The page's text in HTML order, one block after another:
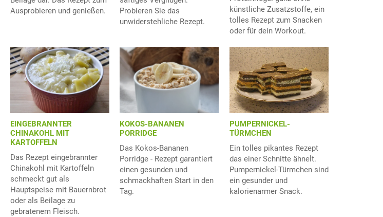
Ausprobieren und genießen.
Probieren Sie das
unwiderstehliche Rezept.
künstliche Zusatzstoffe, ein
tolles Rezept zum Snacken
oder für dein Workout.
EINGEBRANNTER
CHINAKOHL MIT
KARTOFFELN
Das Rezept eingebrannter
Chinakohl mit Kartoffeln
schmeckt gut als
Hauptspeise mit Bauernbrot
oder als Beilage zu
gebratenem Fleisch.
KOKOS-BANANEN
PORRIDGE
Das Kokos-Bananen
Porridge - Rezept garantiert
einen gesunden und
schmackhaften Start in den
Tag.
PUMPERNICKEL-
TÜRMCHEN
Ein tolles pikantes Rezept
das einer Schnitte ähnelt.
Pumpernickel-Türmchen sind
ein gesunder und
kalorienarmer Snack.